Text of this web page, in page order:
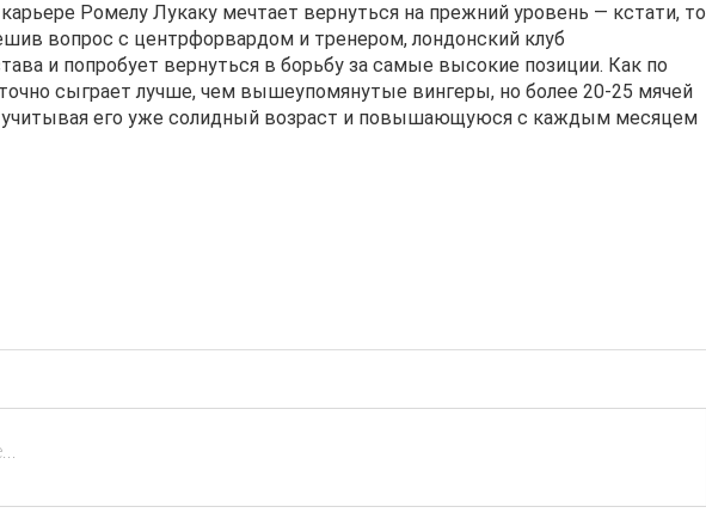
Ромелу Лукаку мечтает вернуться на прежний уровень — кстати, то
вопрос с центрфорвардом и тренером, лондонский клуб
и попробует вернуться в борьбу за самые высокие позиции. Как по
сыграет лучше, чем вышеупомянутые вингеры, но более 20-25 мячей
учитывая его уже солидный возраст и повышающуюся с каждым месяцем